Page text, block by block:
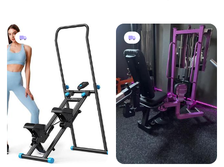
многофункциональный
тренажер xy-167